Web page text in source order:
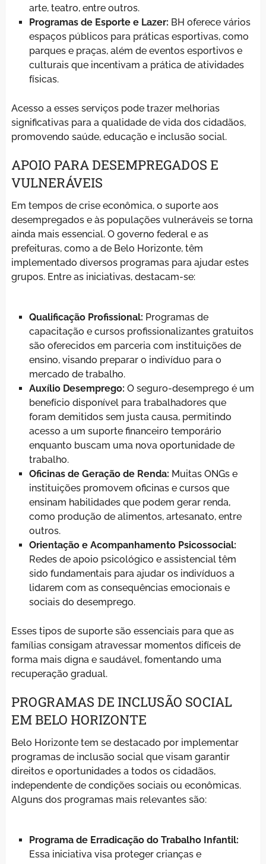
arte, teatro, entre outros.
Programas de Esporte e Lazer: BH oferece vários
espaços públicos para práticas esportivas, como
parques e praças, além de eventos esportivos e
culturais que incentivam a prática de atividades
físicas.
Acesso a esses serviços pode trazer melhorias
significativas para a qualidade de vida dos cidadãos,
promovendo saúde, educação e inclusão social.
APOIO PARA DESEMPREGADOS E
VULNERÁVEIS
Em tempos de crise econômica, o suporte aos
desempregados e às populações vulneráveis se torna
ainda mais essencial. O governo federal e as
prefeituras, como a de Belo Horizonte, têm
implementado diversos programas para ajudar estes
grupos. Entre as iniciativas, destacam-se:
Qualificação Profissional: Programas de
capacitação e cursos profissionalizantes gratuitos
são oferecidos em parceria com instituições de
ensino, visando preparar o indivíduo para o
mercado de trabalho.
Auxílio Desemprego: O seguro-desemprego é um
benefício disponível para trabalhadores que
foram demitidos sem justa causa, permitindo
acesso a um suporte financeiro temporário
enquanto buscam uma nova oportunidade de
trabalho.
Oficinas de Geração de Renda: Muitas ONGs e
instituições promovem oficinas e cursos que
ensinam habilidades que podem gerar renda,
como produção de alimentos, artesanato, entre
outros.
Orientação e Acompanhamento Psicossocial:
Redes de apoio psicológico e assistencial têm
sido fundamentais para ajudar os indivíduos a
lidarem com as consequências emocionais e
sociais do desemprego.
Esses tipos de suporte são essenciais para que as
famílias consigam atravessar momentos difíceis de
forma mais digna e saudável, fomentando uma
recuperação gradual.
PROGRAMAS DE INCLUSÃO SOCIAL
EM BELO HORIZONTE
Belo Horizonte tem se destacado por implementar
programas de inclusão social que visam garantir
direitos e oportunidades a todos os cidadãos,
independente de condições sociais ou econômicas.
Alguns dos programas mais relevantes são:
Programa de Erradicação do Trabalho Infantil:
Essa iniciativa visa proteger crianças e